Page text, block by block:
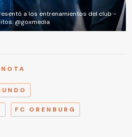
a los entrenamientos del club -
@goxmedia
FC ORENBURG